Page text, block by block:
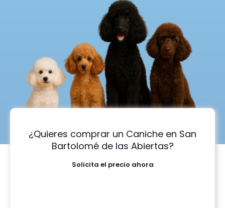
¿Quieres comprar un Caniche en San
Bartolomé de las Abiertas?
Solicita el precio ahora